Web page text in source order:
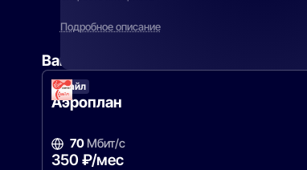
Подробное описание
Вам могут подойти
Смайл
Аэроплан
70Мбит/с
350 ₽/мес